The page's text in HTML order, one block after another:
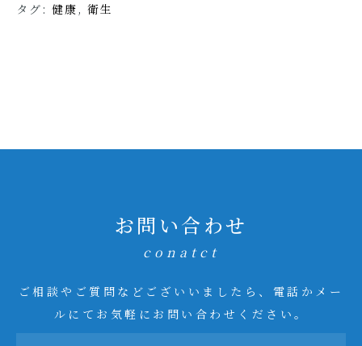
タグ: 健康, 衛生
お問い合わせ
conatct
ご相談やご質問などございいましたら、電話かメー
ルにてお気軽にお問い合わせください。